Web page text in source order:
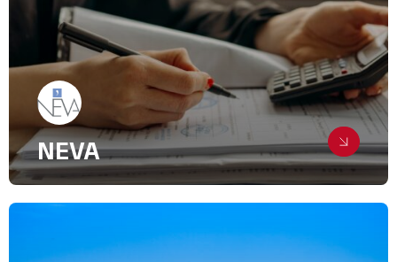
Transport, Logistique
NEVA
Marketing en ligne sur le crédit
Digital & Community Management